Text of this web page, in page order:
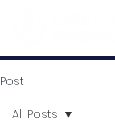
Post
All Posts